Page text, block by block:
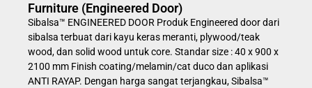
Furniture (Engineered Door)
Sibalsa™ ENGINEERED DOOR Produk Engineered door dari
sibalsa terbuat dari kayu keras meranti, plywood/teak
wood, dan solid wood untuk core. Standar size : 40 x 900 x
2100 mm Finish coating/melamin/cat duco dan aplikasi
ANTI RAYAP. Dengan harga sangat terjangkau, Sibalsa™